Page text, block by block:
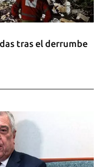
tras el derrumbe